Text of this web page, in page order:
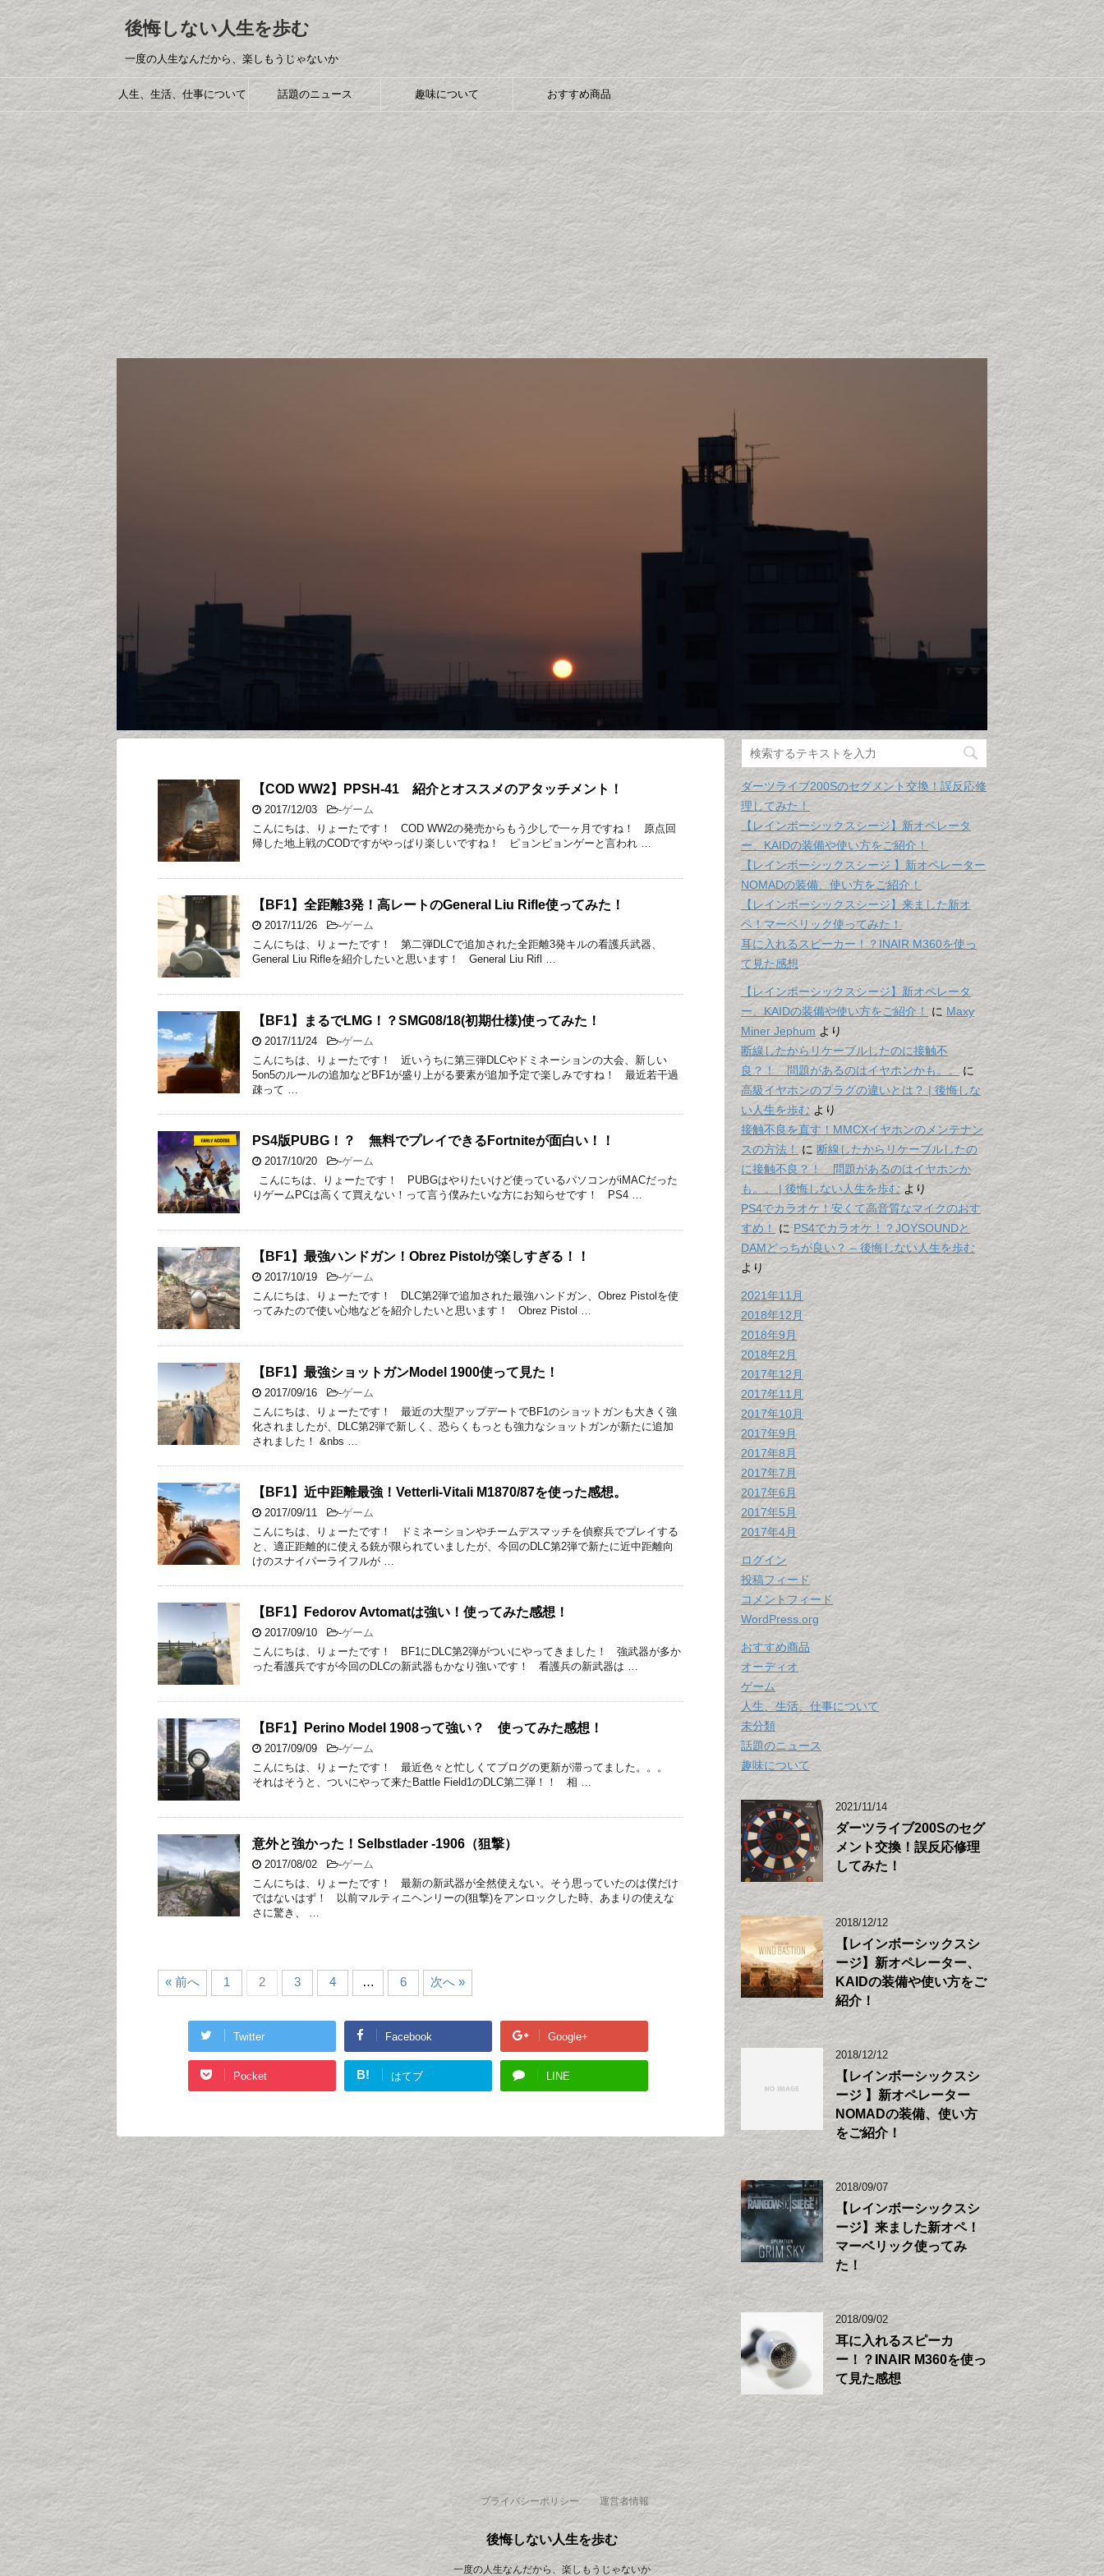
後悔しない人生を歩む
一度の人生なんだから、楽しもうじゃないか
人生、生活、仕事について 話題のニュース 趣味について おすすめ商品
【COD WW2】PPSH-41 紹介とオススメのアタッチメント！
2017/12/03 -ゲーム
こんにちは、りょーたです！ COD WW2の発売からもう少しで一ヶ月ですね！ 原点回
帰した地上戦のCODですがやっぱり楽しいですね！ ピョンピョンゲーと言われ …
【BF1】全距離3発！高レートのGeneral Liu Rifle使ってみた！
2017/11/26 -ゲーム
こんにちは、りょーたです！ 第二弾DLCで追加された全距離3発キルの看護兵武器、
General Liu Rifleを紹介したいと思います！ General Liu Rifl …
【BF1】まるでLMG！？SMG08/18(初期仕様)使ってみた！
2017/11/24 -ゲーム
こんにちは、りょーたです！ 近いうちに第三弾DLCやドミネーションの大会、新しい
5on5のルールの追加などBF1が盛り上がる要素が追加予定で楽しみですね！ 最近若干過
疎って …
PS4版PUBG！？ 無料でプレイできるFortniteが面白い！！
2017/10/20 -ゲーム
こんにちは、りょーたです！ PUBGはやりたいけど使っているパソコンがiMACだった
りゲームPCは高くて買えない！って言う僕みたいな方にお知らせです！ PS4 …
【BF1】最強ハンドガン！Obrez Pistolが楽しすぎる！！
2017/10/19 -ゲーム
こんにちは、りょーたです！ DLC第2弾で追加された最強ハンドガン、Obrez Pistolを使
ってみたので使い心地などを紹介したいと思います！ Obrez Pistol …
【BF1】最強ショットガンModel 1900使って見た！
2017/09/16 -ゲーム
こんにちは、りょーたです！ 最近の大型アップデートでBF1のショットガンも大きく強
化されましたが、DLC第2弾で新しく、恐らくもっとも強力なショットガンが新たに追加
されました！ &nbs …
【BF1】近中距離最強！Vetterli-Vitali M1870/87を使った感想。
2017/09/11 -ゲーム
こんにちは、りょーたです！ ドミネーションやチームデスマッチを偵察兵でプレイする
と、適正距離的に使える銃が限られていましたが、今回のDLC第2弾で新たに近中距離向
けのスナイパーライフルが …
【BF1】Fedorov Avtomatは強い！使ってみた感想！
2017/09/10 -ゲーム
こんにちは、りょーたです！ BF1にDLC第2弾がついにやってきました！ 強武器が多か
った看護兵ですが今回のDLCの新武器もかなり強いです！ 看護兵の新武器は …
【BF1】Perino Model 1908って強い？ 使ってみた感想！
2017/09/09 -ゲーム
こんにちは、りょーたです！ 最近色々と忙しくてブログの更新が滞ってました。。。
それはそうと、ついにやって来たBattle Field1のDLC第二弾！！ 相 …
意外と強かった！Selbstlader -1906（狙撃）
2017/08/02 -ゲーム
こんにちは、りょーたです！ 最新の新武器が全然使えない。そう思っていたのは僕だけ
ではないはず！ 以前マルティニヘンリーの(狙撃)をアンロックした時、あまりの使えな
さに驚き、 …
« 前へ 1 2 3 4 … 6 次へ »
Twitter Facebook Google+
Pocket B! はてブ LINE
ダーツライブ200Sのセグメント交換！誤反応修
理してみた！
【レインボーシックスシージ】新オペレータ
ー、KAIDの装備や使い方をご紹介！
【レインボーシックスシージ 】新オペレーター
NOMADの装備、使い方をご紹介！
【レインボーシックスシージ】来ました新オ
ペ！マーベリック使ってみた！
耳に入れるスピーカー！？INAIR M360を使っ
て見た感想
【レインボーシックスシージ】新オペレータ
ー、KAIDの装備や使い方をご紹介！
に Maxy
Miner Jephum より
断線したからリケーブルしたのに接触不
良？！ 問題があるのはイヤホンかも。。
に
高級イヤホンのプラグの違いとは？ | 後悔しな
い人生を歩む より
接触不良を直す！MMCXイヤホンのメンテナン
スの方法！ に 断線したからリケーブルしたの
に接触不良？！ 問題があるのはイヤホンか
も。。 | 後悔しない人生を歩む より
PS4でカラオケ！安くて高音質なマイクのおす
すめ！
に PS4でカラオケ！？JOYSOUNDと
DAMどっちが良い？ – 後悔しない人生を歩む
より
2021年11月
2018年12月
2018年9月
2018年2月
2017年12月
2017年11月
2017年10月
2017年9月
2017年8月
2017年7月
2017年6月
2017年5月
2017年4月
ログイン
投稿フィード
コメントフィード
WordPress.org
おすすめ商品
オーディオ
ゲーム
人生、生活、仕事について
未分類
話題のニュース
趣味について
2021/11/14
ダーツライブ200Sのセグ
メント交換！誤反応修理
してみた！
2018/12/12
【レインボーシックスシ
ージ】新オペレーター、
KAIDの装備や使い方をご
紹介！
2018/12/12
【レインボーシックスシ
ージ 】新オペレーター
NOMADの装備、使い方
をご紹介！
2018/09/07
【レインボーシックスシ
ージ】来ました新オペ！
マーベリック使ってみ
た！
2018/09/02
耳に入れるスピーカ
ー！？INAIR M360を使っ
て見た感想
プライバシーポリシー 運営者情報
後悔しない人生を歩む
一度の人生なんだから、楽しもうじゃないか